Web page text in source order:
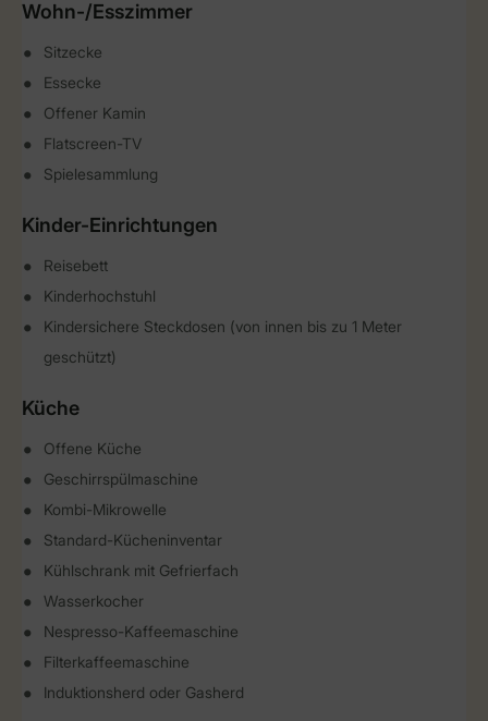
Wohn-/Esszimmer
Sitzecke
Essecke
Offener Kamin
Flatscreen-TV
Spielesammlung
Kinder-Einrichtungen
Reisebett
Kinderhochstuhl
Kindersichere Steckdosen (von innen bis zu 1 Meter
geschützt)
Küche
Offene Küche
Geschirrspülmaschine
Kombi-Mikrowelle
Standard-Kücheninventar
Kühlschrank mit Gefrierfach
Wasserkocher
Nespresso-Kaffeemaschine
Filterkaffeemaschine
Induktionsherd oder Gasherd